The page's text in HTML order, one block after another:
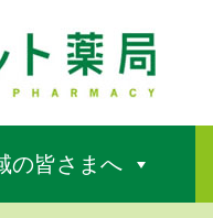
の皆さまへ